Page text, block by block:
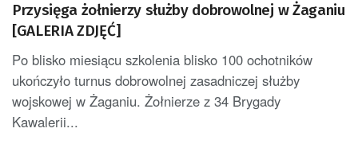
Przysięga żołnierzy służby dobrowolnej w Żaganiu
[GALERIA ZDJĘĆ]
Po blisko miesiącu szkolenia blisko 100 ochotników
ukończyło turnus dobrowolnej zasadniczej służby
wojskowej w Żaganiu. Żołnierze z 34 Brygady
Kawalerii...